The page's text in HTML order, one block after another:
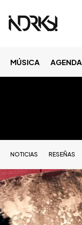
MÚSICA AGENDA
NOTICIAS RESEÑAS